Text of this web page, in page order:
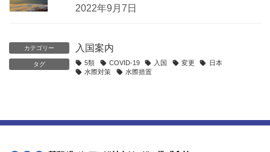
2022年9月7日
カテゴリー 入国案内
タグ 5類 COVID-19 入国 変更
日本
水際対策
水際措置